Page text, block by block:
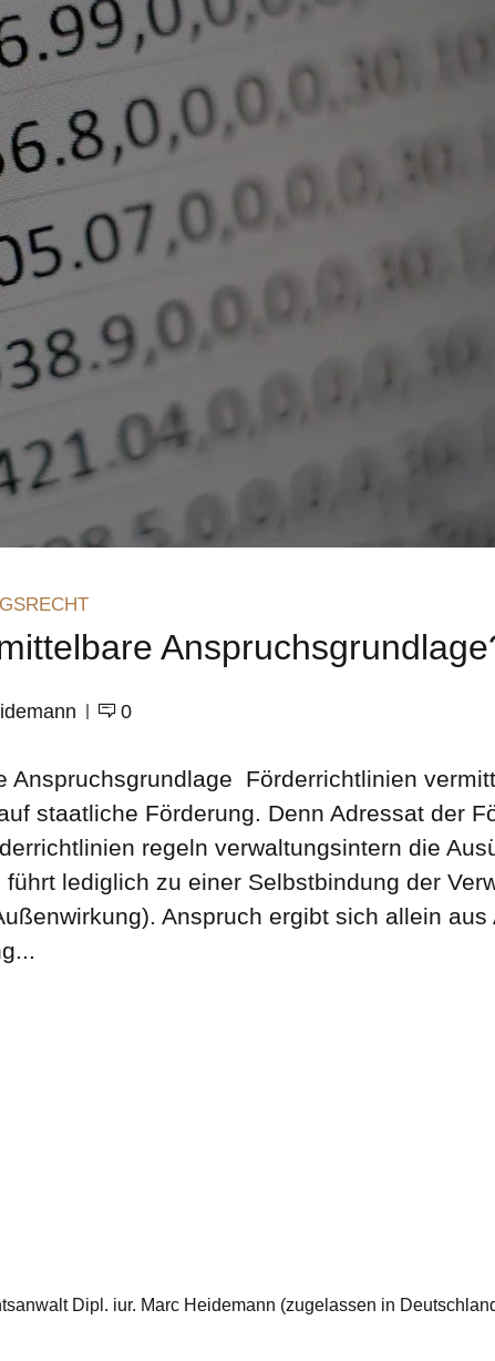
0
Anspruchsgrundlage Förderrichtlinien
staatliche Förderung. Denn Adressat der
regeln verwaltungsintern die
lediglich zu einer Selbstbindung der
Anspruch ergibt sich allein aus
Dipl. iur. Marc Heidemann (zugelassen in